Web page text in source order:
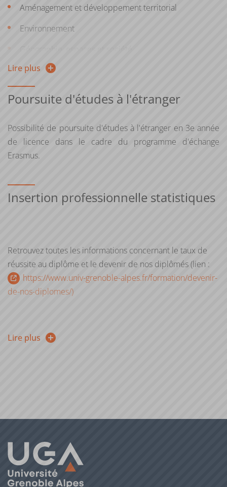
aménagement impose également, de par sa
transdisciplinarité, une curiosité pour l’environnement,
vie et de la terre, de la sociologie et du numérique
Aménagement et développement territorial
Environnement
Urbanisme
Lire plus
Poursuite d'études à l'étranger
Possibilité de poursuite d'études à l'étranger en 3e année
de licence dans le cadre du programme d'échange
Erasmus.
Insertion professionnelle statistiques
Retrouvez toutes les informations concernant le taux de
réussite au diplôme et le devenir de nos diplômés (lien :
https://www.univ-grenoble-alpes.fr/formation/devenir-
de-nos-diplomes/)
Il est également possible de consulter nos documents-
Lire plus